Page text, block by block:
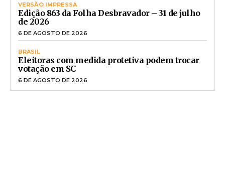
VERSÃO IMPRESSA
Edição 863 da Folha Desbravador – 31 de julho
de 2026
6 DE AGOSTO DE 2026
BRASIL
Eleitoras com medida protetiva podem trocar
votação em SC
6 DE AGOSTO DE 2026